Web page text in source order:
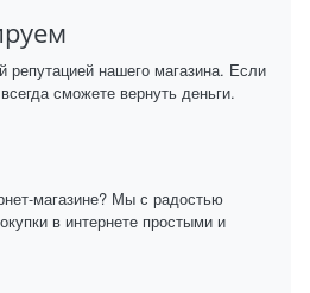
репутацией нашего магазина. Если
сможете вернуть деньги.
магазине? Мы с радостью
в интернете простыми и